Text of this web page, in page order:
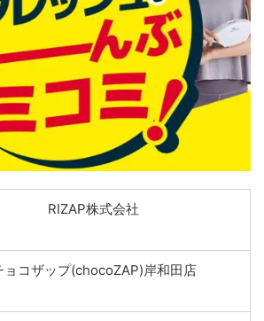
RIZAP株式会社
ョコザップ(chocoZAP)岸和田店